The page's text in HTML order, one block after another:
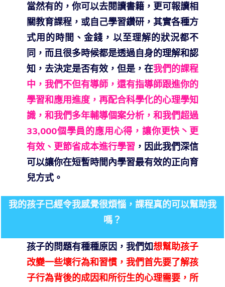
當然有的，你可以去閱讀書籍，更可報讀相
關教育課程，或自己學習鑽研，其實各種方
式用的時間、金錢，以至理解的狀況都不
同，而且很多時候都是透過自身的理解和認
知，去決定是否有效，但是，在我們的課程
中，我們不但有導師，還有指導師跟進你的
學習和應用進度，再配合科學化的心理學知
識，和我們多年輔導個案分析，和我們超過
33,000個學員的應用心得，讓你更快丶更
有效、更節省成本進行學習 ，因此我們深信
可以讓你在短暫時間內學習最有效的正向育
兒方式。
我的孩子已經令我感覺很煩惱，課程真的可以幫助我
嗎？
孩子的問題有種種原因，我們如想幫助孩子
改變一些壞行為和習慣，我們首先要了解孩
子行為背後的成因和所衍生的心理需要，所